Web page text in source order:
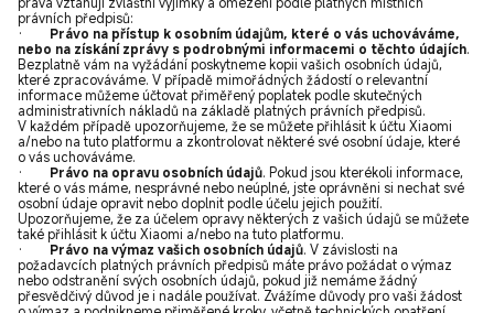
právních předpisů:
· Právo na přístup k osobním údajům, které o vás uchováváme,
nebo na získání zprávy s podrobnými informacemi o těchto údajích.
Bezplatně vám na vyžádání poskytneme kopii vašich osobních údajů,
které zpracováváme. V případě mimořádných žádostí o relevantní
informace můžeme účtovat přiměřený poplatek podle skutečných
administrativních nákladů na základě platných právních předpisů.
V každém případě upozorňujeme, že se můžete přihlásit k účtu Xiaomi
a/nebo na tuto platformu a zkontrolovat některé své osobní údaje, které
o vás uchováváme.
· Právo na opravu osobních údajů. Pokud jsou kterékoli informace,
které o vás máme, nesprávné nebo neúplné, jste oprávněni si nechat své
osobní údaje opravit nebo doplnit podle účelu jejich použití.
Upozorňujeme, že za účelem opravy některých z vašich údajů se můžete
také přihlásit k účtu Xiaomi a/nebo na tuto platformu.
· Právo na výmaz vašich osobních údajů. V závislosti na
požadavcích platných právních předpisů máte právo požádat o výmaz
nebo odstranění svých osobních údajů, pokud již nemáme žádný
přesvědčivý důvod je i nadále používat. Zvážíme důvody pro vaši žádost